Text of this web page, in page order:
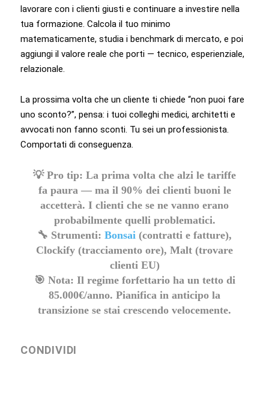
lavorare con i clienti giusti e continuare a investire nella
tua formazione. Calcola il tuo minimo
matematicamente, studia i benchmark di mercato, e poi
aggiungi il valore reale che porti — tecnico, esperienziale,
relazionale.
La prossima volta che un cliente ti chiede “non puoi fare
uno sconto?”, pensa: i tuoi colleghi medici, architetti e
avvocati non fanno sconti. Tu sei un professionista.
Comportati di conseguenza.
💡 Pro tip: La prima volta che alzi le tariffe
fa paura — ma il 90% dei clienti buoni le
accetterà. I clienti che se ne vanno erano
probabilmente quelli problematici.
🔧 Strumenti: Bonsai (contratti e fatture),
Clockify (tracciamento ore), Malt (trovare
clienti EU)
🎯 Nota: Il regime forfettario ha un tetto di
85.000€/anno. Pianifica in anticipo la
transizione se stai crescendo velocemente.
CONDIVIDI